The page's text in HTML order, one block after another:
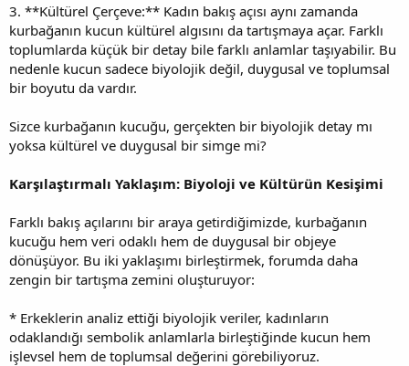
3. **Kültürel Çerçeve:** Kadın bakış açısı aynı zamanda
kurbağanın kucun kültürel algısını da tartışmaya açar. Farklı
toplumlarda küçük bir detay bile farklı anlamlar taşıyabilir. Bu
nedenle kucun sadece biyolojik değil, duygusal ve toplumsal
bir boyutu da vardır.
Sizce kurbağanın kucuğu, gerçekten bir biyolojik detay mı
yoksa kültürel ve duygusal bir simge mi?
Karşılaştırmalı Yaklaşım: Biyoloji ve Kültürün Kesişimi
Farklı bakış açılarını bir araya getirdiğimizde, kurbağanın
kucuğu hem veri odaklı hem de duygusal bir objeye
dönüşüyor. Bu iki yaklaşımı birleştirmek, forumda daha
zengin bir tartışma zemini oluşturuyor:
* Erkeklerin analiz ettiği biyolojik veriler, kadınların
odaklandığı sembolik anlamlarla birleştiğinde kucun hem
işlevsel hem de toplumsal değerini görebiliyoruz.